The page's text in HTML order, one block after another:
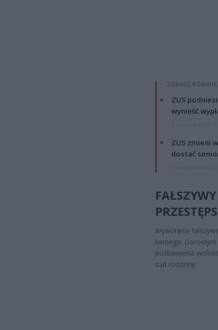
ZOBACZ
ZUS
wynieść
ZUS zmieni
dostać
Wywołanie
karnego.
pozbawienia
sąd rodzinny.